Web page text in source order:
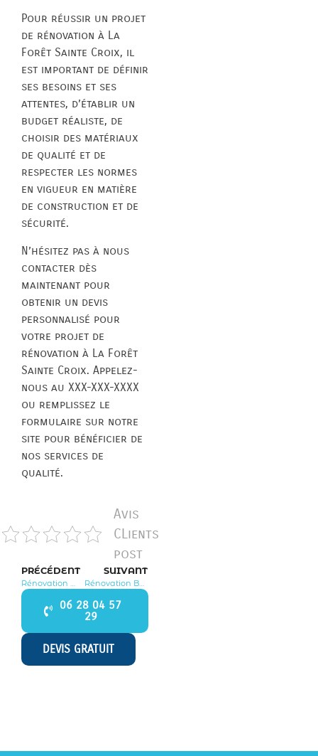
Pour réussir un projet
de rénovation à La
Forêt Sainte Croix, il
est important de définir
ses besoins et ses
attentes, d’établir un
budget réaliste, de
choisir des matériaux
de qualité et de
respecter les normes
en vigueur en matière
de construction et de
sécurité.
N’hésitez pas à nous
contacter dès
maintenant pour
obtenir un devis
personnalisé pour
votre projet de
rénovation à La Forêt
Sainte Croix. Appelez-
nous au XXX-XXX-XXXX
ou remplissez le
formulaire sur notre
site pour bénéficier de
nos services de
qualité.
Avis
CLients
post
PRÉCÉDENT SUIVANT
06 28 04 57
29
DEVIS GRATUIT